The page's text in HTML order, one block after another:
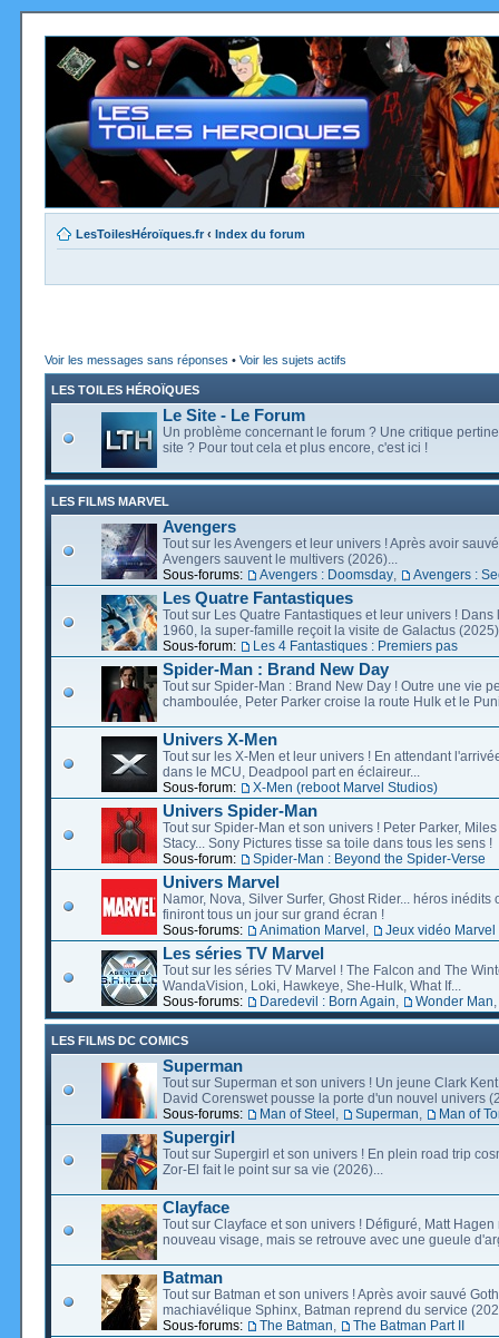
LesToilesHéroïques.fr ‹ Index du forum
Voir les messages sans réponses • Voir les sujets actifs
LES TOILES HÉROÏQUES
Le Site - Le Forum
Un problème concernant le forum ? Une critique
site ? Pour tout cela et plus encore, c'est ici !
LES FILMS MARVEL
Avengers
Tout sur les Avengers et leur univers ! Après avoir
Avengers sauvent le multivers (2026)...
Sous-forums:
Avengers : Doomsday Avengers :
Les Quatre Fantastiques
Tout sur Les Quatre Fantastiques et leur univers ! Dans
1960, la super-famille reçoit la visite de Galactus
Sous-forum:
Les 4 Fantastiques : Premiers pas
Spider-Man : Brand New Day
Tout sur Spider-Man : Brand New Day ! Outre une vie
chamboulée, Peter Parker croise la route Hulk et le
Univers X-Men
Tout sur les X-Men et leur univers ! En attendant
dans le MCU, Deadpool part en éclaireur...
Sous-forum:
X-Men (reboot Marvel Studios)
Univers Spider-Man
Tout sur Spider-Man et son univers ! Peter Parker,
Stacy... Sony Pictures tisse sa toile dans tous les sens !
Sous-forum:
Spider-Man : Beyond the Spider-Verse
Univers Marvel
Namor, Nova, Silver Surfer, Ghost Rider... héros inédits
finiront tous un jour sur grand écran !
Sous-forums:
Animation Marvel Jeux vidéo Marvel
Les séries TV Marvel
Tout sur les séries TV Marvel ! The Falcon and The
WandaVision, Loki, Hawkeye, She-Hulk, What If...
Sous-forums:
Daredevil : Born Again Wonder Man
LES FILMS DC COMICS
Superman
Tout sur Superman et son univers ! Un jeune Clark
David Corenswet pousse la porte d'un nouvel univers
Sous-forums:
Man of Steel Superman Man of
Supergirl
Tout sur Supergirl et son univers ! En plein road trip
Zor-El fait le point sur sa vie (2026)...
Clayface
Tout sur Clayface et son univers ! Défiguré, Matt Hagen
nouveau visage, mais se retrouve avec une gueule
Batman
Tout sur Batman et son univers ! Après avoir sauvé
machiavélique Sphinx, Batman reprend du service
Sous-forums:
The Batman The Batman Part II